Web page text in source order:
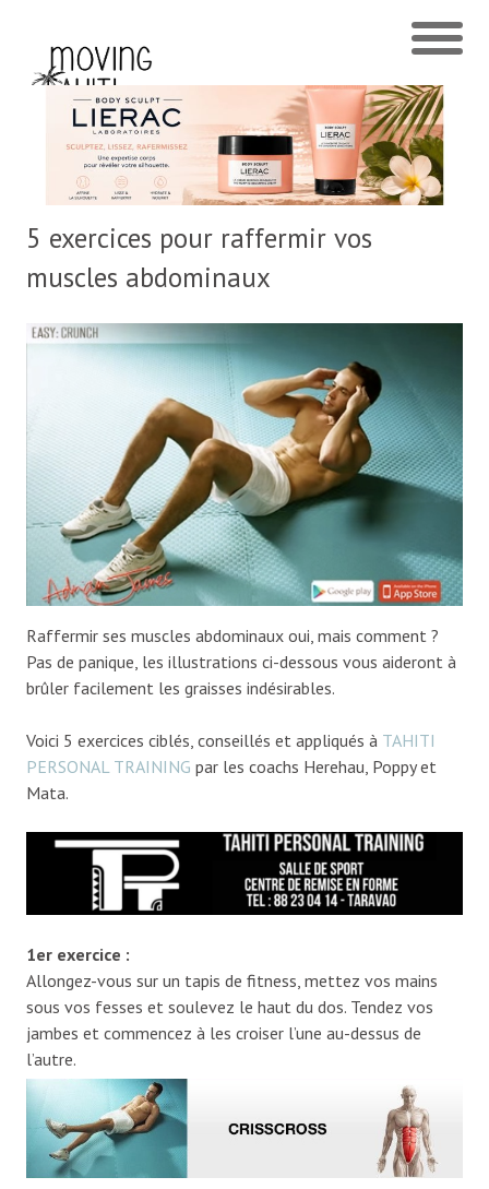
5 exercices pour raffermir vos
muscles abdominaux
Raffermir ses muscles abdominaux oui, mais comment ?
Pas de panique, les illustrations ci-dessous vous aideront à
brûler facilement les graisses indésirables.
Voici 5 exercices ciblés, conseillés et appliqués à TAHITI
PERSONAL TRAINING par les coachs Herehau, Poppy et
Mata.
1er exercice :
Allongez-vous sur un tapis de fitness, mettez vos mains
sous vos fesses et soulevez le haut du dos. Tendez vos
jambes et commencez à les croiser l’une au-dessus de
l’autre.